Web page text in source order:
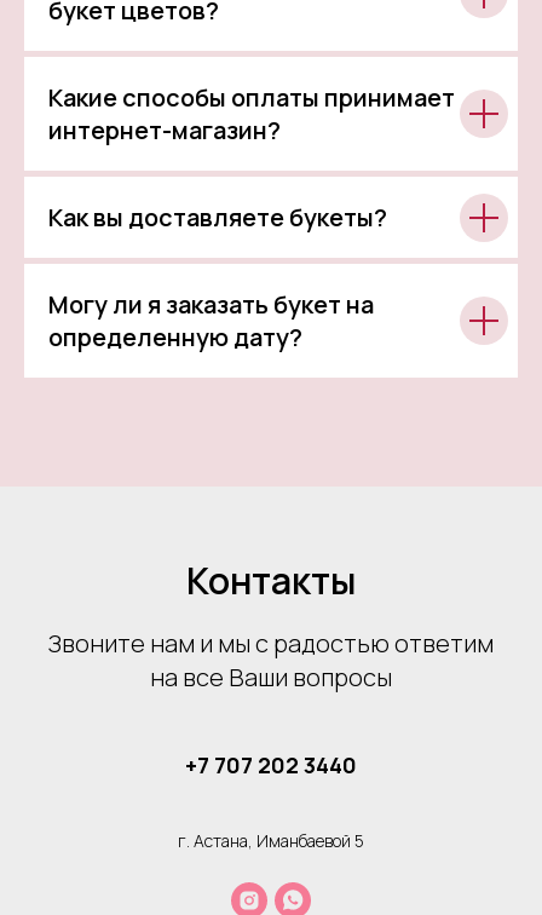
букет цветов?
Какие способы оплаты принимает
интернет-магазин?
Как вы доставляете букеты?
Могу ли я заказать букет на
определенную дату?
Контакты
Звоните нам и мы с радостью ответим
на все Ваши вопросы
+7 707 202 3440
г. Астана, Иманбаевой 5